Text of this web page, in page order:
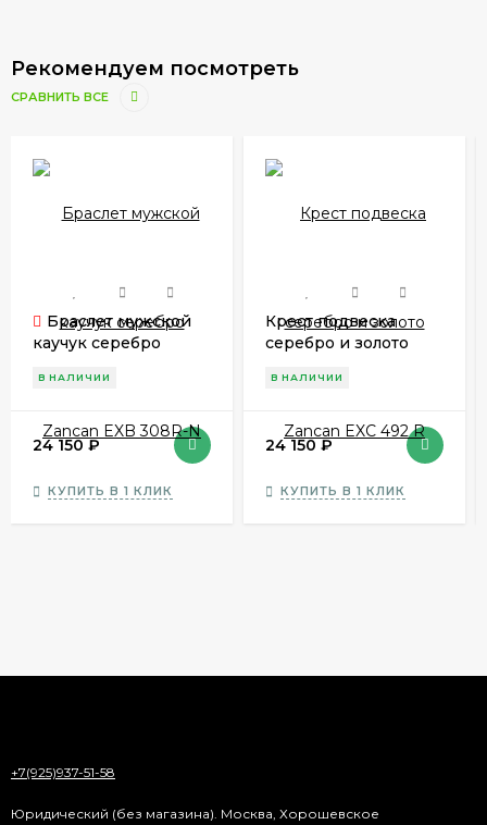
Рекомендуем посмотреть
СРАВНИТЬ ВСЕ
Браслет мужской
каучук серебро
В НАЛИЧИИ
24 150₽
КУПИТЬ В 1 КЛИК
Крест подвеска
серебро и золото
В НАЛИЧИИ
24 150₽
КУПИТЬ В 1 КЛИК
+7(925)937-51-58
Юридический (без магазина). Москва, Хорошевское